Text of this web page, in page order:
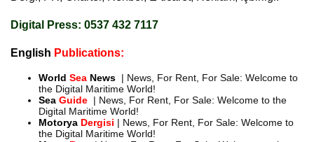
Digital Press: 0537 432 7117
English Publications:
World Sea News | News, For Rent, For Sale: Welcome to
the Digital Maritime World!
Sea Guide | News, For Rent, For Sale: Welcome to the
Digital Maritime World!
Motorya Dergisi | News, For Rent, For Sale: Welcome to
the Digital Maritime World!